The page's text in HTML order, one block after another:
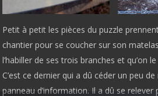
Petit à petit les pièces du puzzle
chantier pour se coucher sur son
l’habiller de ses trois branches et qu’on
C’est ce dernier qui a dû céder un peu
panneau d’information. Il a dû se